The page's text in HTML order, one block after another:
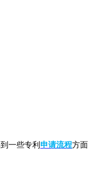
一些专利 申请流程方面